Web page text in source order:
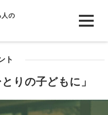
人の
ト
りの子どもに」